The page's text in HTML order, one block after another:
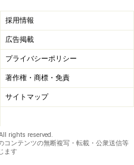
採用情報
広告掲載
プライバシーポリシー
著作権・商標・免責
サイトマップ
rights reserved.
ンテンツの無断複写・転載・公衆送信等
ます